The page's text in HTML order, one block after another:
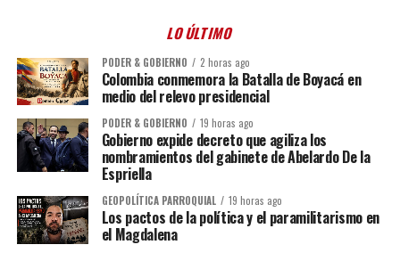
LO ÚLTIMO
PODER & GOBIERNO 2 horas ago
Colombia conmemora la Batalla de Boyacá en
medio del relevo presidencial
PODER & GOBIERNO 19 horas ago
Gobierno expide decreto que agiliza los
nombramientos del gabinete de Abelardo De la
Espriella
GEOPOLÍTICA PARROQUIAL 19 horas ago
Los pactos de la política y el paramilitarismo en
el Magdalena